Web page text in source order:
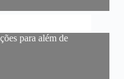
para além de